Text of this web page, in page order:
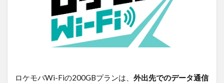
ロケモバWi-Fiの200GBプランは、 外出先でのデータ通信